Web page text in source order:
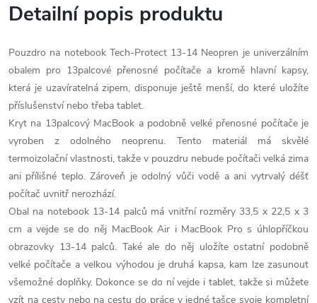
Detailní popis produktu
Pouzdro na notebook Tech-Protect 13-14 Neopren je univerzálním
obalem pro 13palcové přenosné počítače a kromě hlavní kapsy,
která je uzavíratelná zipem, disponuje ještě menší, do které uložíte
příslušenství nebo třeba tablet.
Kryt na 13palcový MacBook a podobně velké přenosné počítače je
vyroben z odolného neoprenu. Tento materiál má skvělé
termoizolační vlastnosti, takže v pouzdru nebude počítači velká zima
ani přílišné teplo. Zároveň je odolný vůči vodě a ani vytrvalý déšť
počítač uvnitř nerozhází.
Obal na notebook 13-14 palců má vnitřní rozměry 33,5 x 22,5 x 3
cm a vejde se do něj MacBook Air i MacBook Pro s úhlopříčkou
obrazovky 13-14 palců. Také ale do něj uložíte ostatní podobně
velké počítače a velkou výhodou je druhá kapsa, kam lze zasunout
všemožné doplňky. Dokonce se do ní vejde i tablet, takže si můžete
vzít na cesty nebo na cestu do práce v jedné tašce svoje kompletní